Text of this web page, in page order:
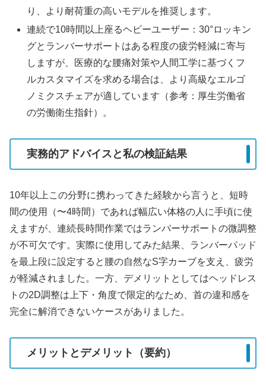
り、より耐荷重の高いモデルを推奨します。
連続で10時間以上座るヘビーユーザー：30°ロッキン
グとランバーサポートはある程度の疲労軽減に寄与
しますが、医療的な腰痛対策や人間工学に基づくフ
ルカスタマイズを求める場合は、より高級なエルゴ
ノミクスチェアが適しています（参考：厚生労働省
の労働衛生指針）。
実務的アドバイスと私の検証結果
10年以上この分野に携わってきた経験から言うと、短時
間の使用（〜4時間）であれば幅広い体格の人に手頃に使
えますが、連続長時間作業ではランバーサポートの微調整
が不可欠です。実際に使用してみた結果、ランバーパッド
を最上段に設定すると腰の自然なS字カーブを支え、疲労
が軽減されました。一方、デメリットとしてはヘッドレス
トの2D調整は上下・角度で限定的なため、首の違和感を
完全に解消できないケースがありました。
メリットとデメリット（要約）